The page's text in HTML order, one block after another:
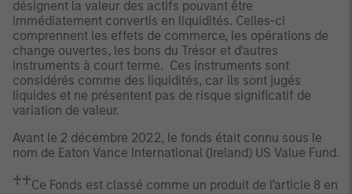
désignent la valeur des actifs pouvant être
immédiatement convertis en liquidités. Celles-ci
comprennent les effets de commerce, les opérations de
change ouvertes, les bons du Trésor et d'autres
instruments à court terme. Ces instruments sont
considérés comme des liquidités, car ils sont jugés
liquides et ne présentent pas de risque significatif de
variation de valeur.
Avant le 2 décembre 2022, le fonds était connu sous le
nom de Eaton Vance International (Ireland) US Value Fund.
♰♰Ce Fonds est classé comme un produit de l’article 8 en